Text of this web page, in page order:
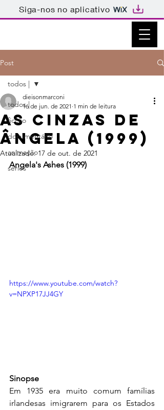
Siga-nos no aplicativo
Post
todos |
ficção
documentário
animação
séries
todos |
As Cinzas de
Ângela (1999)
dieisonmarconi
16 de jun. de 2021 1 min de leitura
Atualizado:17 de out. de 2021
Angela's Ashes (1999)
https://www.youtube.com/watch?
v=NPXP17JJ4GY
Sinopse
Em 1935 era muito comum famílias
irlandesas imigrarem para os Estados